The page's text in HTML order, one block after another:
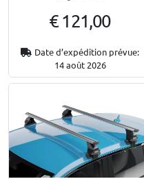
€ 121,00
Date d’expédition prévue:
14 août 2026